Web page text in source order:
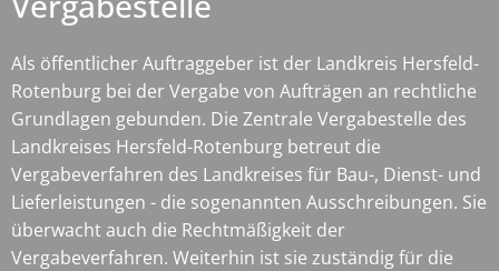
Als öffentlicher Auftraggeber ist der Landkreis Hersfeld-
Rotenburg bei der Vergabe von Aufträgen an rechtliche
Grundlagen gebunden. Die Zentrale Vergabestelle des
Landkreises Hersfeld-Rotenburg betreut die
Vergabeverfahren des Landkreises für Bau-, Dienst- und
Lieferleistungen - die sogenannten Ausschreibungen. Sie
überwacht auch die Rechtmäßigkeit der
Vergabeverfahren. Weiterhin ist sie zuständig für die